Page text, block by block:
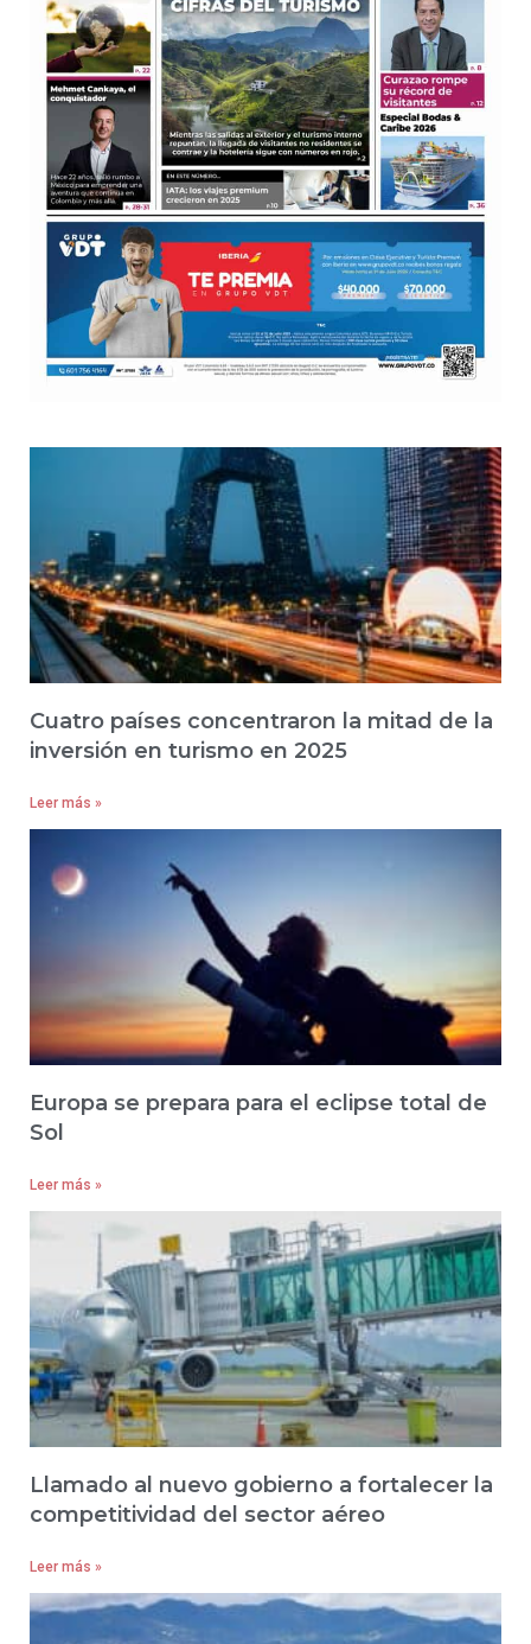
Cuatro países concentraron la mitad de la
inversión en turismo en 2025
Leer más »
Europa se prepara para el eclipse total de
Sol
Leer más »
Llamado al nuevo gobierno a fortalecer la
competitividad del sector aéreo
Leer más »